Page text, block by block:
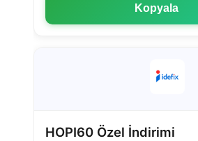
Kopyala
HOPI60 Özel İndirimi